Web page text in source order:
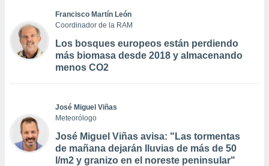
Francisco Martín León
Coordinador de la RAM
Los bosques europeos están perdiendo
más biomasa desde 2018 y almacenando
menos CO2
José Miguel Viñas
Meteorólogo
José Miguel Viñas avisa: "Las tormentas
de mañana dejarán lluvias de más de 50
l/m2 y granizo en el noreste peninsular"